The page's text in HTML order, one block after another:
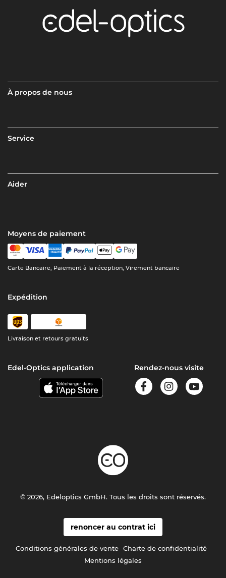
À propos de nous
Service
Aider
Moyens de paiement
Carte Bancaire, Paiement à la réception, Virement bancaire
Expédition
Livraison et retours gratuits
Edel-Optics application Rendez-nous visite
renoncer au contrat ici
Conditions générales de vente Charte de confidentialité
Mentions légales
© 2026, Edeloptics GmbH. Tous les droits sont réservés.